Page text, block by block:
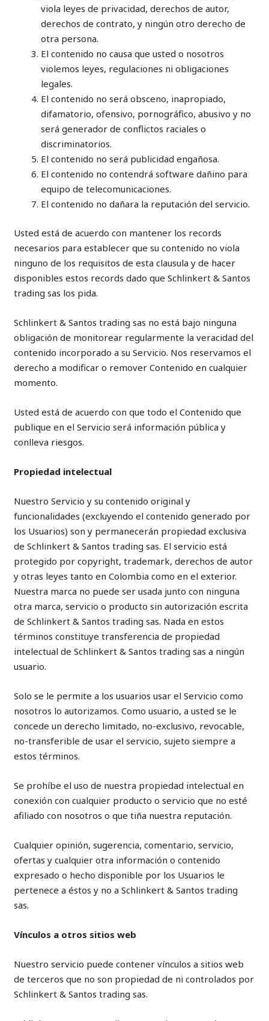
viola leyes de privacidad, derechos de autor,
derechos de contrato, y ningún otro derecho de
otra persona.
El contenido no causa que usted o nosotros
violemos leyes, regulaciones ni obligaciones
legales.
El contenido no será obsceno, inapropiado,
difamatorio, ofensivo, pornográfico, abusivo y no
será generador de conflictos raciales o
discriminatorios.
El contenido no será publicidad engañosa.
El contenido no contendrá software dañino para
equipo de telecomunicaciones.
El contenido no dañara la reputación del servicio.
Usted está de acuerdo con mantener los records
necesarios para establecer que su contenido no viola
ninguno de los requisitos de esta clausula y de hacer
disponibles estos records dado que Schlinkert & Santos
trading sas los pida.
Schlinkert & Santos trading sas no está bajo ninguna
obligación de monitorear regularmente la veracidad del
contenido incorporado a su Servicio. Nos reservamos el
derecho a modificar o remover Contenido en cualquier
momento.
Usted está de acuerdo con que todo el Contenido que
publique en el Servicio será información pública y
conlleva riesgos.
Propiedad intelectual
Nuestro Servicio y su contenido original y
funcionalidades (excluyendo el contenido generado por
los Usuarios) son y permanecerán propiedad exclusiva
de Schlinkert & Santos trading sas. El servicio está
protegido por copyright, trademark, derechos de autor
y otras leyes tanto en Colombia como en el exterior.
Nuestra marca no puede ser usada junto con ninguna
otra marca, servicio o producto sin autorización escrita
de Schlinkert & Santos trading sas. Nada en estos
términos constituye transferencia de propiedad
intelectual de Schlinkert & Santos trading sas a ningún
usuario.
Solo se le permite a los usuarios usar el Servicio como
nosotros lo autorizamos. Como usuario, a usted se le
concede un derecho limitado, no-exclusivo, revocable,
no-transferible de usar el servicio, sujeto siempre a
estos términos.
Se prohíbe el uso de nuestra propiedad intelectual en
conexión con cualquier producto o servicio que no esté
afiliado con nosotros o que tiña nuestra reputación.
Cualquier opinión, sugerencia, comentario, servicio,
ofertas y cualquier otra información o contenido
expresado o hecho disponible por los Usuarios le
pertenece a éstos y no a Schlinkert & Santos trading
sas.
Vínculos a otros sitios web
Nuestro servicio puede contener vínculos a sitios web
de terceros que no son propiedad de ni controlados por
Schlinkert & Santos trading sas.